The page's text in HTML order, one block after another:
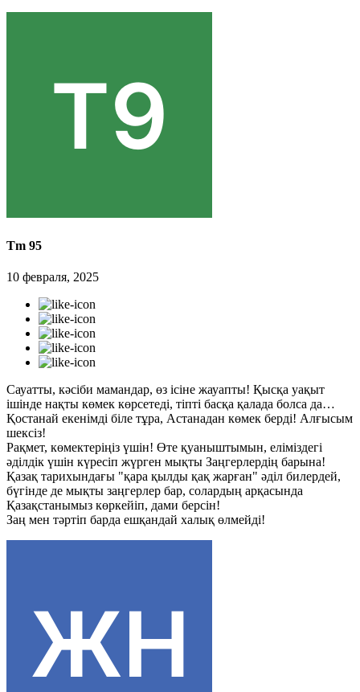
Tm 95
10 февраля, 2025
Сауатты, кәсіби мамандар, өз ісіне жауапты! Қысқа уақыт
ішінде нақты көмек көрсетеді, тіпті басқа қалада болса да…
Қостанай екенімді біле тұра, Астанадан көмек берді! Алғысым
шексіз!
Рақмет, көмектеріңіз үшін! Өте қуаныштымын, еліміздегі
әділдік үшін күресіп жүрген мықты Заңгерлердің барына!
Қазақ тарихындағы "қара қылды қақ жарған" әділ билердей,
бүгінде де мықты заңгерлер бар, солардың арқасында
Қазақстанымыз көркейіп, дами берсін!
Заң мен тәртіп барда ешқандай халық өлмейді!